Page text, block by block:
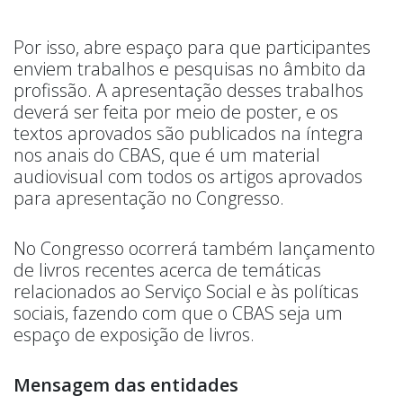
Por isso, abre espaço para que participantes
enviem trabalhos e pesquisas no âmbito da
profissão. A apresentação desses trabalhos
deverá ser feita por meio de poster, e os
textos aprovados são publicados na íntegra
nos anais do CBAS, que é um material
audiovisual com todos os artigos aprovados
para apresentação no Congresso.
No Congresso ocorrerá também lançamento
de livros recentes acerca de temáticas
relacionados ao Serviço Social e às políticas
sociais, fazendo com que o CBAS seja um
espaço de exposição de livros.
Mensagem das entidades